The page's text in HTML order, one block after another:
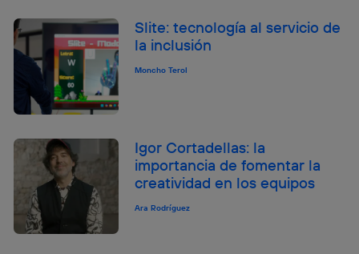
Slite: tecnología al servicio de
la inclusión
Moncho Terol
Igor Cortadellas: la
importancia de fomentar la
creatividad en los equipos
Ara Rodríguez